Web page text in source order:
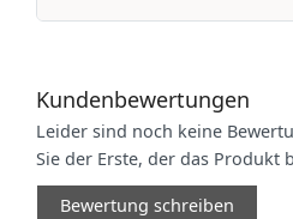
Kundenbewertungen
Leider sind noch keine
Sie der Erste, der das Produkt
Bewertung schreiben